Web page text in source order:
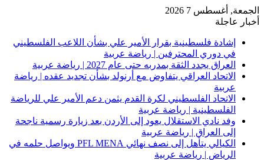
الجمعة, أغسطس 7 2026
أخبار عاجلة
إشادة فلسطينية بقرار الأمير علي بشأن اللاعب الفلسطيني
في دوري المحترفين | رياضة عربية
العراق يجدد الثقة بمدربه حتى عام 2027 | رياضة عربية
الاتحاد العراقي يتفاوض مع أرنولد بشأن تجديد عقده | رياضة
عربية
الاتحاد الفلسطيني لكرة القدم يثمن دعم الأمير علي للرياضة
الفلسطينية | رياضة عربية
وفد نادي الاستقلال يعود إلى الأردن بعد زيارة رسمية ناجحة
إلى العراق | رياضة عربية
الكيالي يتأهل إلى نصف نهائي PFL MENA ويواصل حلمه في
الرياض | رياضة عربية